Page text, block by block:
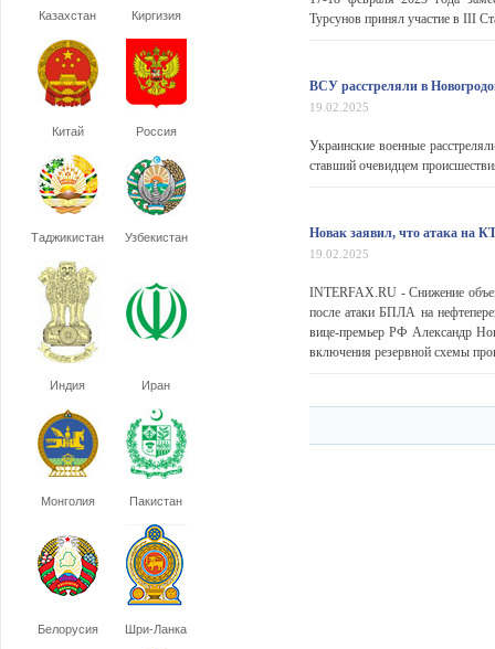
Казахстан Киргизия
Китай Россия
Таджикистан Узбекистан
Индия Иран
Монголия Пакистан
Белорусия Шри-Ланка
Турсунов принял участие в III
ВСУ расстреляли в
19.02.2025
Украинские военные
ставший очевидцем
Новак заявил, что атака на
19.02.2025
INTERFAX.RU - Снижение
после атаки БПЛА на
вице-премьер РФ Александр
включения резервной схемы